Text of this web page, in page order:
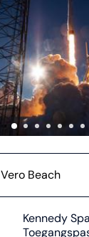
Vero Beach
Kennedy